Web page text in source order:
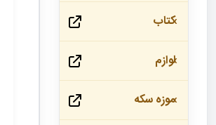
کتاب
لوازم
موزه سکه